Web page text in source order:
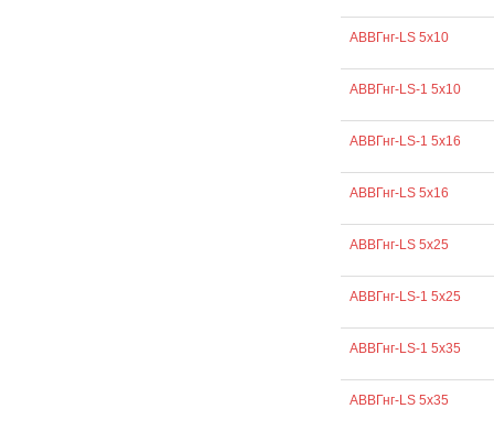
АВВГнг-LS 5х10
АВВГнг-LS-1 5х10
АВВГнг-LS-1 5х16
АВВГнг-LS 5х16
АВВГнг-LS 5х25
АВВГнг-LS-1 5х25
АВВГнг-LS-1 5х35
АВВГнг-LS 5х35